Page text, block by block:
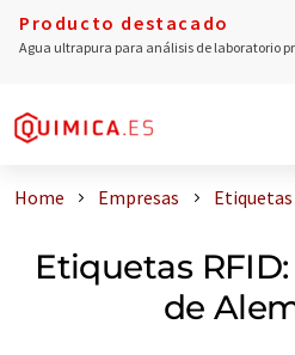
Producto destacado
Agua ultrapura para análisis de laboratorio
Home Empresas
Etiquetas
de